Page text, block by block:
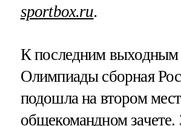
sportbox.ru.
К последним выходным
Олимпиады сборная
подошла на втором
общекомандном зачете.